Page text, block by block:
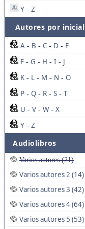
Y - Z
Autores por inicial
A - B - C - D - E
F - G - H - I - J
K - L - M - N - O
P - Q - R - S - T
U - V - W - X
Y - Z
Audiolibros
Varios autores (21)
Varios autores 2 (14)
Varios autores 3 (42)
Varios autores 4 (64)
Varios autores 5 (53)